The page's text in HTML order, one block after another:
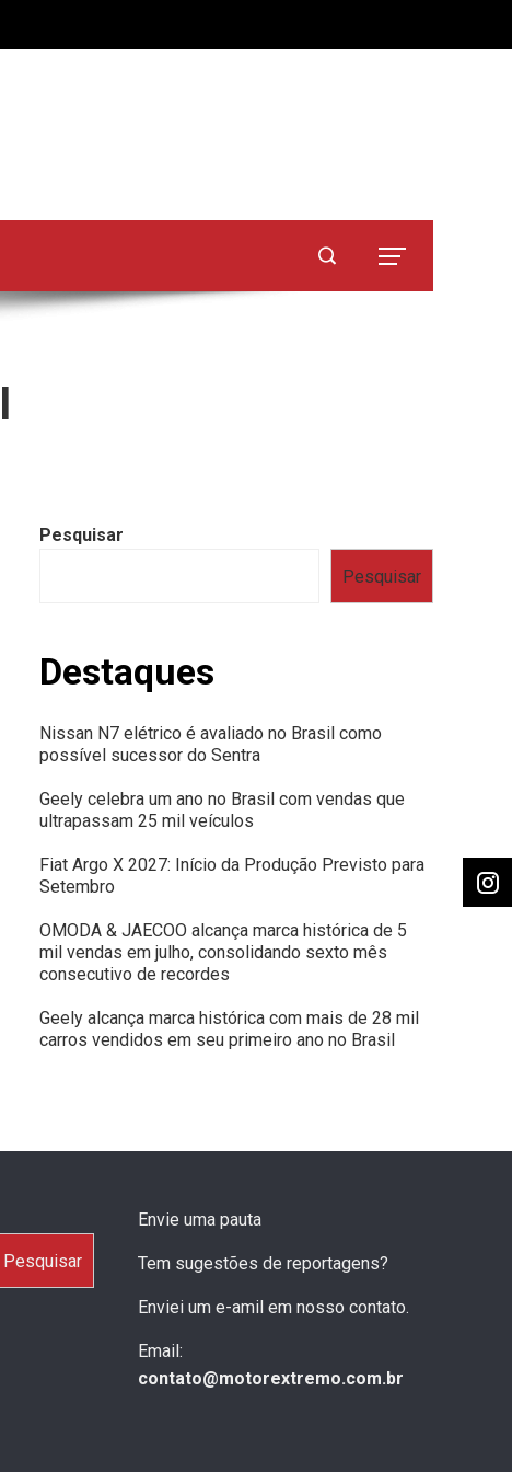
Pesquisar
Pesquisar
Destaques
Nissan N7 elétrico é avaliado no Brasil como
possível sucessor do Sentra
Geely celebra um ano no Brasil com vendas que
ultrapassam 25 mil veículos
Fiat Argo X 2027: Início da Produção Previsto para
Setembro
OMODA & JAECOO alcança marca histórica de 5
mil vendas em julho, consolidando sexto mês
consecutivo de recordes
Geely alcança marca histórica com mais de 28 mil
carros vendidos em seu primeiro ano no Brasil
Pesquisar
Envie uma pauta
Tem sugestões de reportagens?
Enviei um e-amil em nosso contato.
Email:
contato@motorextremo.com.br